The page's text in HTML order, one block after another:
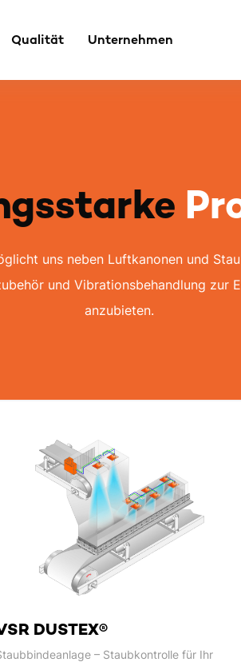
Qualität Unternehmen
uns neben Luftkanonen und
und Vibrationsbehandlung zur
anzubieten.
DUSTEX®
– Staubkontrolle für Ihr